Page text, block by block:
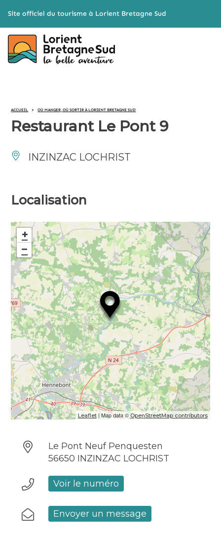
Site officiel du tourisme à Lorient Bretagne Sud
ACCUEIL > OÙ MANGER, OÙ SORTIR À LORIENT BRETAGNE SUD
Restaurant Le Pont 9
INZINZAC LOCHRIST
Localisation
+
−
Leaflet| Map data ©OpenStreetMap contributors
Le Pont Neuf Penquesten
56650 INZINZAC LOCHRIST
Voir le numéro
Envoyer un message